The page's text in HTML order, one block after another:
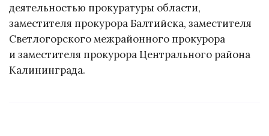
деятельностью прокуратуры области,
заместителя прокурора Балтийска, заместителя
Светлогорского межрайонного прокурора
и заместителя прокурора Центрального района
Калининграда.